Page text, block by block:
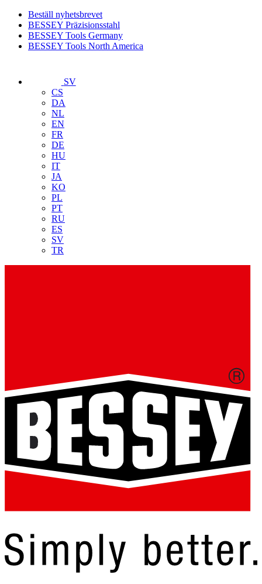
Beställ nyhetsbrevet
BESSEY Präzisionsstahl
BESSEY Tools Germany
BESSEY Tools North America
SV
CS
DA
NL
EN
FR
DE
HU
IT
JA
KO
PL
PT
RU
ES
SV
TR